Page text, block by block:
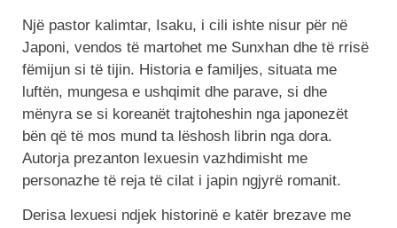
Një pastor kalimtar, Isaku, i cili ishte nisur për në
Japoni, vendos të martohet me Sunxhan dhe të rrisë
fëmijun si të tijin. Historia e familjes, situata me
luftën, mungesa e ushqimit dhe parave, si dhe
mënyra se si koreanët trajtoheshin nga japonezët
bën që të mos mund ta lëshosh librin nga dora.
Autorja prezanton lexuesin vazhdimisht me
personazhe të reja të cilat i japin ngjyrë romanit.
Derisa lexuesi ndjek historinë e katër brezave me